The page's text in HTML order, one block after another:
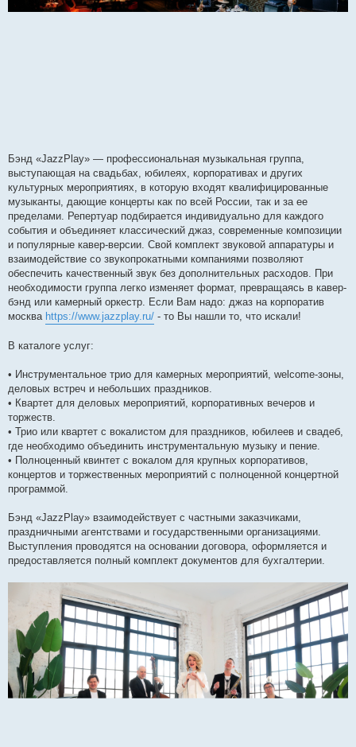
Бэнд «JazzPlay» — профессиональная музыкальная группа,
выступающая на свадьбах, юбилеях, корпоративах и других
культурных мероприятиях, в которую входят квалифицированные
музыканты, дающие концерты как по всей России, так и за ее
пределами. Репертуар подбирается индивидуально для каждого
события и объединяет классический джаз, современные композиции
и популярные кавер-версии. Свой комплект звуковой аппаратуры и
взаимодействие со звукопрокатными компаниями позволяют
обеспечить качественный звук без дополнительных расходов. При
необходимости группа легко изменяет формат, превращаясь в кавер-
бэнд или камерный оркестр. Если Вам надо: джаз на корпоратив
москва https://www.jazzplay.ru/ - то Вы нашли то, что искали!
В каталоге услуг:
• Инструментальное трио для камерных мероприятий, welcome-зоны,
деловых встреч и небольших праздников.
• Квартет для деловых мероприятий, корпоративных вечеров и
торжеств.
• Трио или квартет с вокалистом для праздников, юбилеев и свадеб,
где необходимо объединить инструментальную музыку и пение.
• Полноценный квинтет с вокалом для крупных корпоративов,
концертов и торжественных мероприятий с полноценной концертной
программой.
Бэнд «JazzPlay» взаимодействует с частными заказчиками,
праздничными агентствами и государственными организациями.
Выступления проводятся на основании договора, оформляется и
предоставляется полный комплект документов для бухгалтерии.